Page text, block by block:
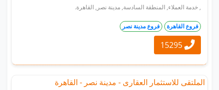
, خدمة العملاء, المنطقة السادسة, مدينة نصر, القاهرة.
فروع القاهرة فروع مدينة نصر
الملتقى للاستثمار العقارى - مدينة نصر - القاهرة